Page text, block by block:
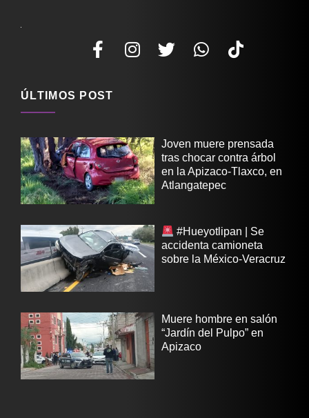
ÚLTIMOS POST
Joven muere prensada
tras chocar contra árbol
en la Apizaco-Tlaxco, en
Atlangatepec
#Hueyotlipan | Se
accidenta camioneta
sobre la México-Veracruz
Muere hombre en salón
“Jardín del Pulpo” en
Apizaco